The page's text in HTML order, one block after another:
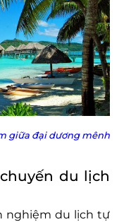
giữa đại dương mênh
du lịch
nghiệm du lịch tự